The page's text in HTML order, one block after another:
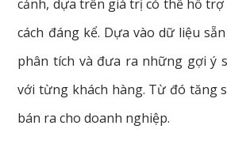
cảnh, dựa trên giá trị có thể hỗ
cách đáng kể. Dựa vào dữ liệu
phân tích và đưa ra những gợi ý
với từng khách hàng. Từ đó tăng
bán ra cho doanh nghiệp.